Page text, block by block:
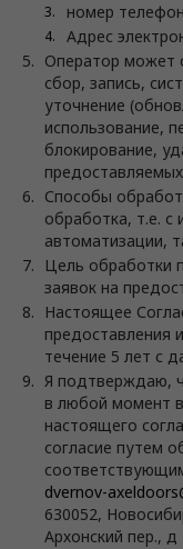
номер
Адрес
Оператор может
сбор, запись,
уточнение
использование,
блокирование,
Способы
обработка, т.е. с
автоматизации,
Цель обработки
заявок на
Настоящее
предоставления
течение 5 лет с
Я подтверждаю,
в любой момент в
настоящего
согласие путем
dvernov-
630052,
Архонский пер.,